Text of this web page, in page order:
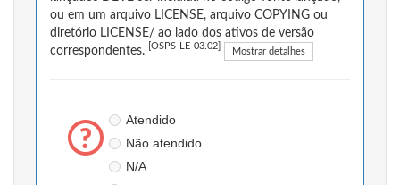
ou em um arquivo LICENSE, arquivo COPYING ou
diretório LICENSE/ ao lado dos ativos de versão
correspondentes.
[OSPS-LE-03.02] Mostrar detalhes
Atendido
Não atendido
N/A